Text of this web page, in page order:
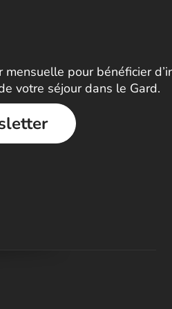
pour bénéficier
votre séjour dans le Gard.